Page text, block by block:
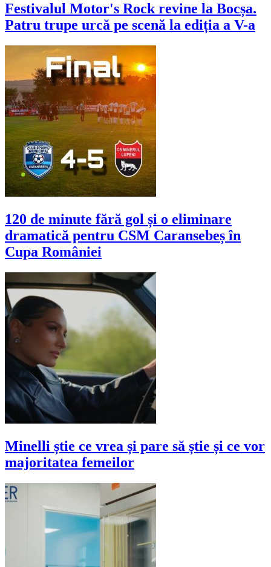
Festivalul Motor's Rock revine la Bocșa.
Patru trupe urcă pe scenă la ediția a V-a
120 de minute fără gol și o eliminare
dramatică pentru CSM Caransebeș în
Cupa României
Minelli știe ce vrea și pare să știe și ce vor
majoritatea femeilor